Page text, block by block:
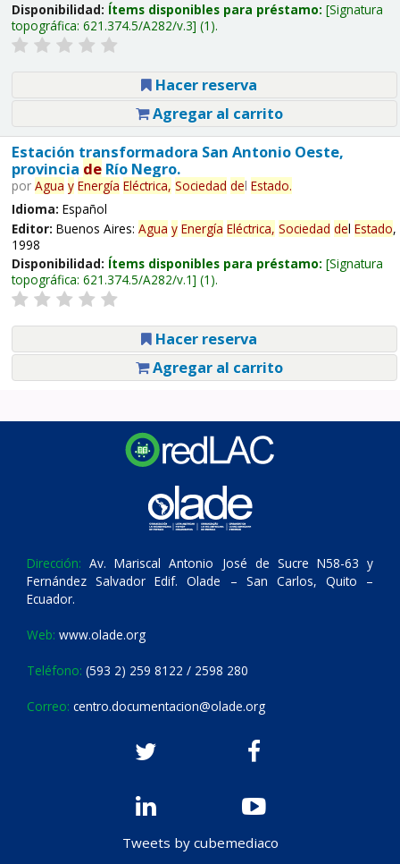
Disponibilidad: Ítems disponibles para préstamo: Signatura
topográfica: 621.374.5/A282/v.3 (1).
Hacer reserva
Agregar al carrito
Estación transformadora San Antonio Oeste,
provincia deRío Negro.
por Agua y Energía Eléctrica, Sociedad del Estado.
Idioma: Español
Editor: Buenos Aires: Agua y Energía Eléctrica, Sociedad del Estado,
1998
Disponibilidad: Ítems disponibles para préstamo: Signatura
topográfica: 621.374.5/A282/v.1 (1).
Hacer reserva
Agregar al carrito
Dirección: Av. Mariscal Antonio José de Sucre N58-63 y
Fernández Salvador Edif. Olade – San Carlos, Quito –
Ecuador.
Web: www.olade.org
Teléfono: (593 2) 259 8122 / 2598 280
Correo: centro.documentacion@olade.org
Tweets by cubemediaco